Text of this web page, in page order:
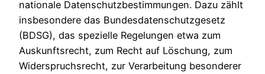
nationale Datenschutzbestimmungen. Dazu zählt
insbesondere das Bundesdatenschutzgesetz
(BDSG), das spezielle Regelungen etwa zum
Auskunftsrecht, zum Recht auf Löschung, zum
Widerspruchsrecht, zur Verarbeitung besonderer